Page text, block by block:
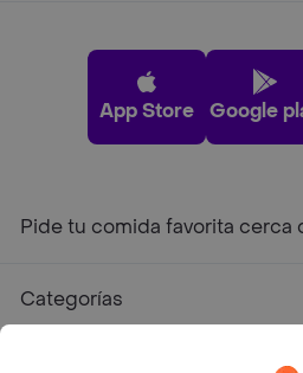
App Store Google
Pide tu comida favorita cerca
Categorías